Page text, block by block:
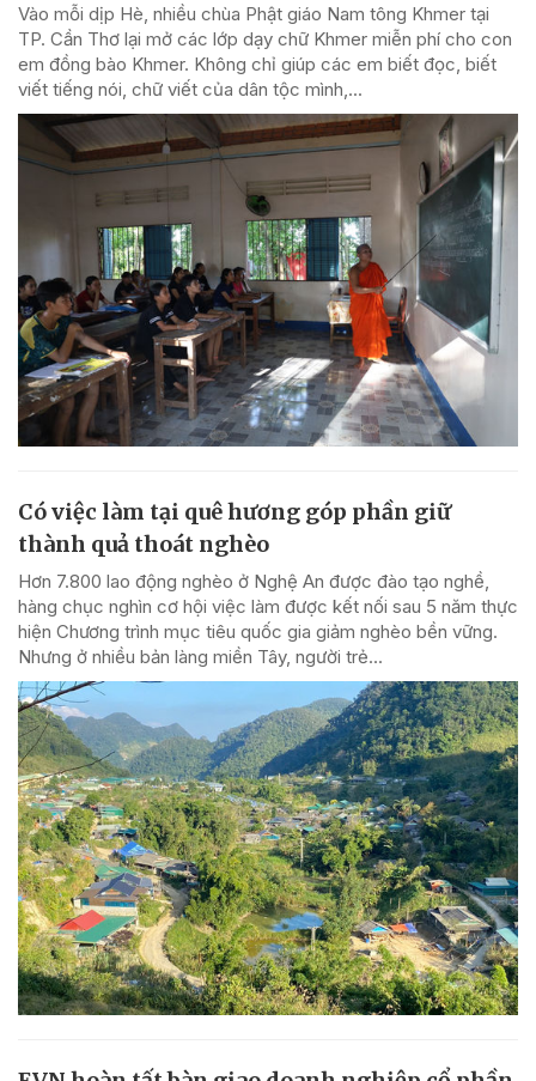
Vào mỗi dịp Hè, nhiều chùa Phật giáo Nam tông Khmer tại
TP. Cần Thơ lại mở các lớp dạy chữ Khmer miễn phí cho con
em đồng bào Khmer. Không chỉ giúp các em biết đọc, biết
viết tiếng nói, chữ viết của dân tộc mình,...
Có việc làm tại quê hương góp phần giữ
thành quả thoát nghèo
Hơn 7.800 lao động nghèo ở Nghệ An được đào tạo nghề,
hàng chục nghìn cơ hội việc làm được kết nối sau 5 năm thực
hiện Chương trình mục tiêu quốc gia giảm nghèo bền vững.
Nhưng ở nhiều bản làng miền Tây, người trẻ...